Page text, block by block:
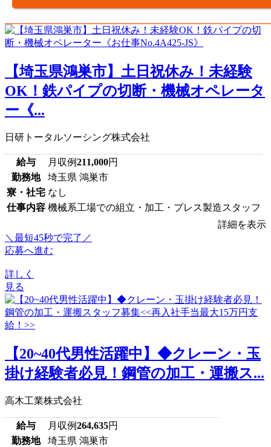
【埼玉県鴻巣市】土日祝休み！未経験
OK！鉄パイプの切断・機械オペレータ
ー《...
日研トータルソーシング株式会社
給与 月収例211,000円
勤務地
埼玉県 鴻巣市
寮・社宅 なし
仕事内容 機械系工場での組立・加工・プレス製造スタッフ
詳細を表示
＼最短45秒で完了／
応募へ進む
詳しく
見る
【20~40代男性活躍中】◆クレーン・玉
掛け経験者必見！鋼管の加工・運搬ス...
高木工業株式会社
給与 月収例264,635円
勤務地
埼玉県 鴻巣市